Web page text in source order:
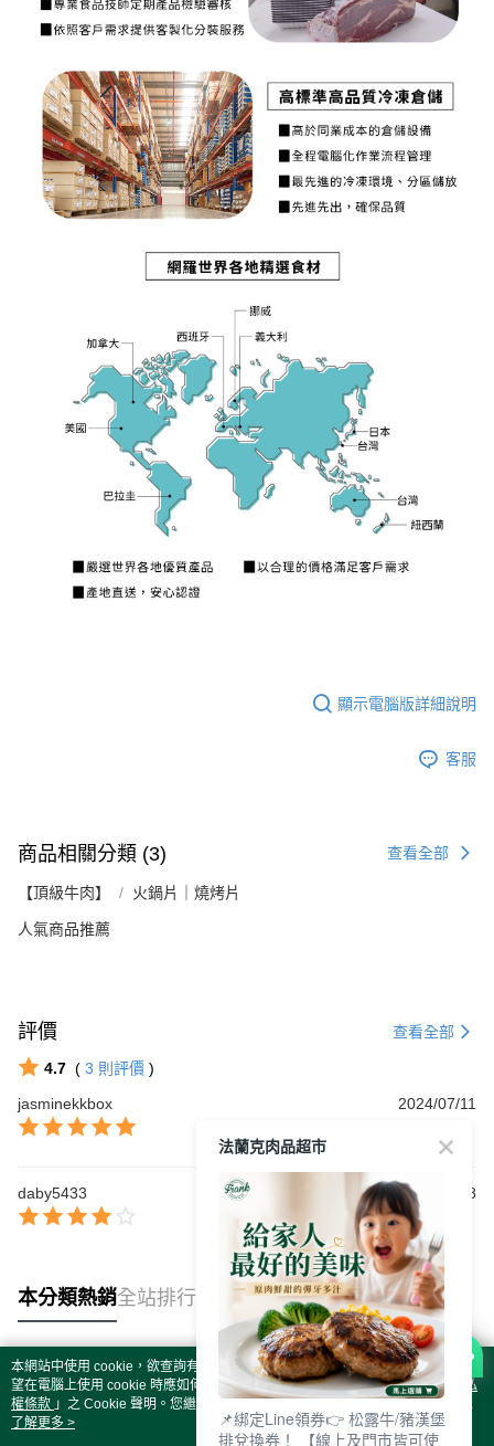
顯示電腦版詳細說明
客服
商品相關分類 (3) 查看全部
【頂級牛肉】 火鍋片｜燒烤片
人氣商品推薦
評價 查看全部
4.7 ( 3 則評價 )
jasminekkbox
2024/07/11
daby5433 2024/04/08
本分類熱銷全站排行
熱門標籤
本網站中使用 cookie，欲查詢有關本網站使用 cookie 方式之詳情，及若您不希
望在電腦上使用 cookie 時應如何變更電腦的 cookie 設定，請參閱本網站「
隱私
權條款 」之 Cookie 聲明。您繼續使用本網站即表示您同意本公司得按本網站使
用條款之 Cookie 聲明使用 cookie。
了解更多 >
法蘭克肉品超市
📌綁定Line領券👉 松露牛/豬漢堡
排兌換券！ 【線上及門市皆可使